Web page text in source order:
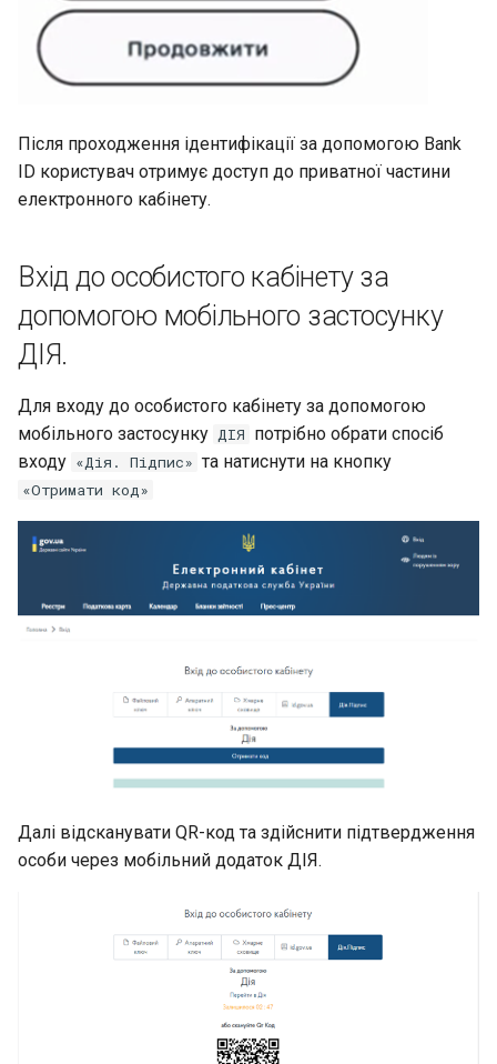
Після проходження ідентифікації за допомогою Bank
ID користувач отримує доступ до приватної частини
електронного кабінету.
Вхід до особистого кабінету за
допомогою мобільного застосунку
ДІЯ.
Для входу до особистого кабінету за допомогою
мобільного застосунку ДІЯ потрібно обрати спосіб
входу «Дія. Підпис» та натиснути на кнопку
«Отримати код»
Далі відсканувати QR-код та здійснити підтвердження
особи через мобільний додаток ДІЯ.